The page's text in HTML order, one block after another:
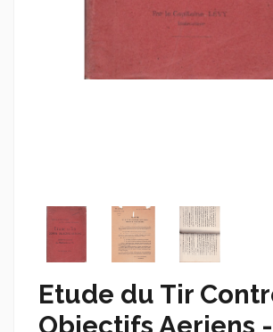
Etude du Tir
Objectifs Aeriens -